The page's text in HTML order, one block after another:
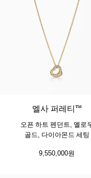
엘사 퍼레티™
오픈 하트 펜던트, 옐로
골드, 다이아몬드 세팅
9,550,000원